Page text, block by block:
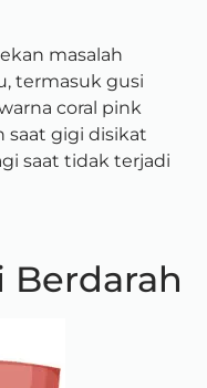
masalah
termasuk gusi
coral pink
saat gigi disikat
saat tidak terjadi
Berdarah